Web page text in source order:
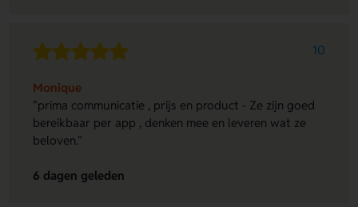
10
Monique
"prima communicatie , prijs en product - Ze zijn goed
bereikbaar per app , denken mee en leveren wat ze
beloven."
6 dagen geleden